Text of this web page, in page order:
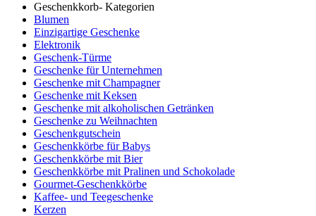
Geschenkkorb- Kategorien
Blumen
Einzigartige Geschenke
Elektronik
Geschenk-Türme
Geschenke für Unternehmen
Geschenke mit Champagner
Geschenke mit Keksen
Geschenke mit alkoholischen Getränken
Geschenke zu Weihnachten
Geschenkgutschein
Geschenkkörbe für Babys
Geschenkkörbe mit Bier
Geschenkkörbe mit Pralinen und Schokolade
Gourmet-Geschenkkörbe
Kaffee- und Teegeschenke
Kerzen